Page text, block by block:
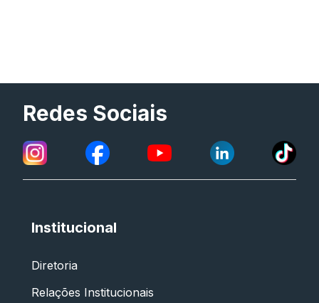
Redes Sociais
Institucional
Diretoria
Relações Institucionais